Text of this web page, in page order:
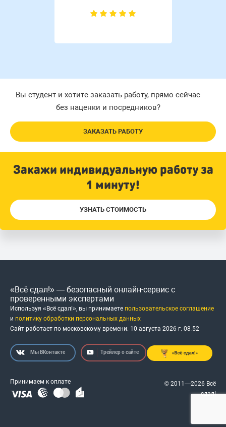
Вы студент и хотите заказать работу, прямо сейчас
без наценки и посредников?
ЗАКАЗАТЬ РАБОТУ
Закажи индивидуальную работу за
1 минуту!
УЗНАТЬ СТОИМОСТЬ
«Всё сдал!» — безопасный онлайн-сервис с
проверенными экспертами
Используя «Всё сдал!», вы принимаете пользовательское соглашение
и политику обработки персональных данных
Сайт работает по московскому времени: 10 августа 2026 г. 08:52
Мы ВКонтакте Трейлер о сайте
Принимаем к оплате
© 2011—2026 Всё
сдал!